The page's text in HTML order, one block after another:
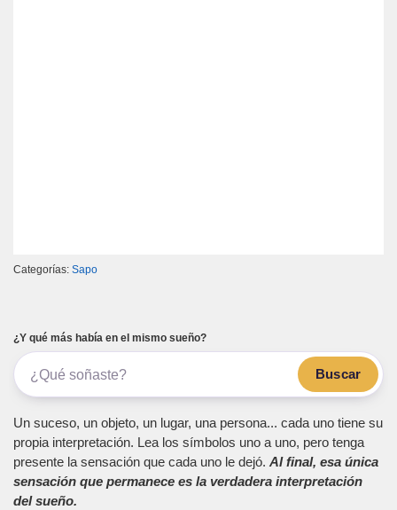
Categorías: Sapo
¿Y qué más había en el mismo sueño?
Buscar
Un suceso, un objeto, un lugar, una persona... cada uno tiene su
propia interpretación. Lea los símbolos uno a uno, pero tenga
presente la sensación que cada uno le dejó. Al final, esa única
sensación que permanece es la verdadera interpretación
del sueño.